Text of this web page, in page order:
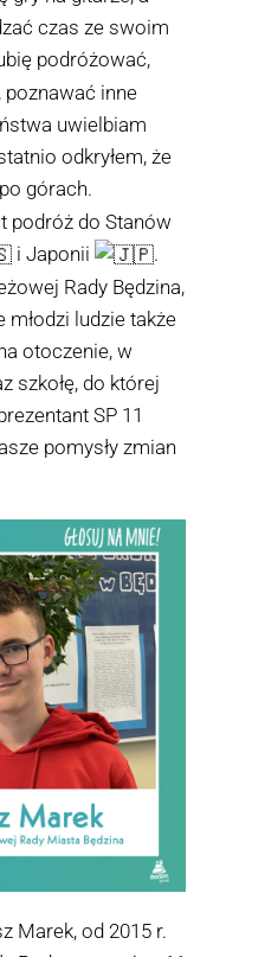
czas ze swoim
podróżować,
poznawać inne
uwielbiam
odkryłem, że
górach.
podróż do Stanów
i Japonii
.
Rady Będzina,
młodzi ludzie także
otoczenie, w
szkołę, do której
SP 11
pomysły zmian
Marek, od 2015 r.